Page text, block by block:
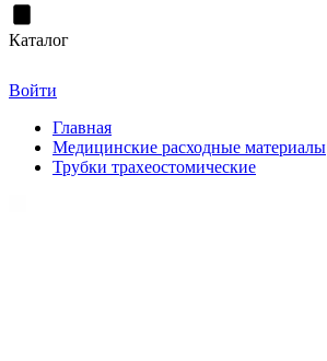
Каталог
Войти
Главная
Медицинские расходные материалы
Трубки трахеостомические